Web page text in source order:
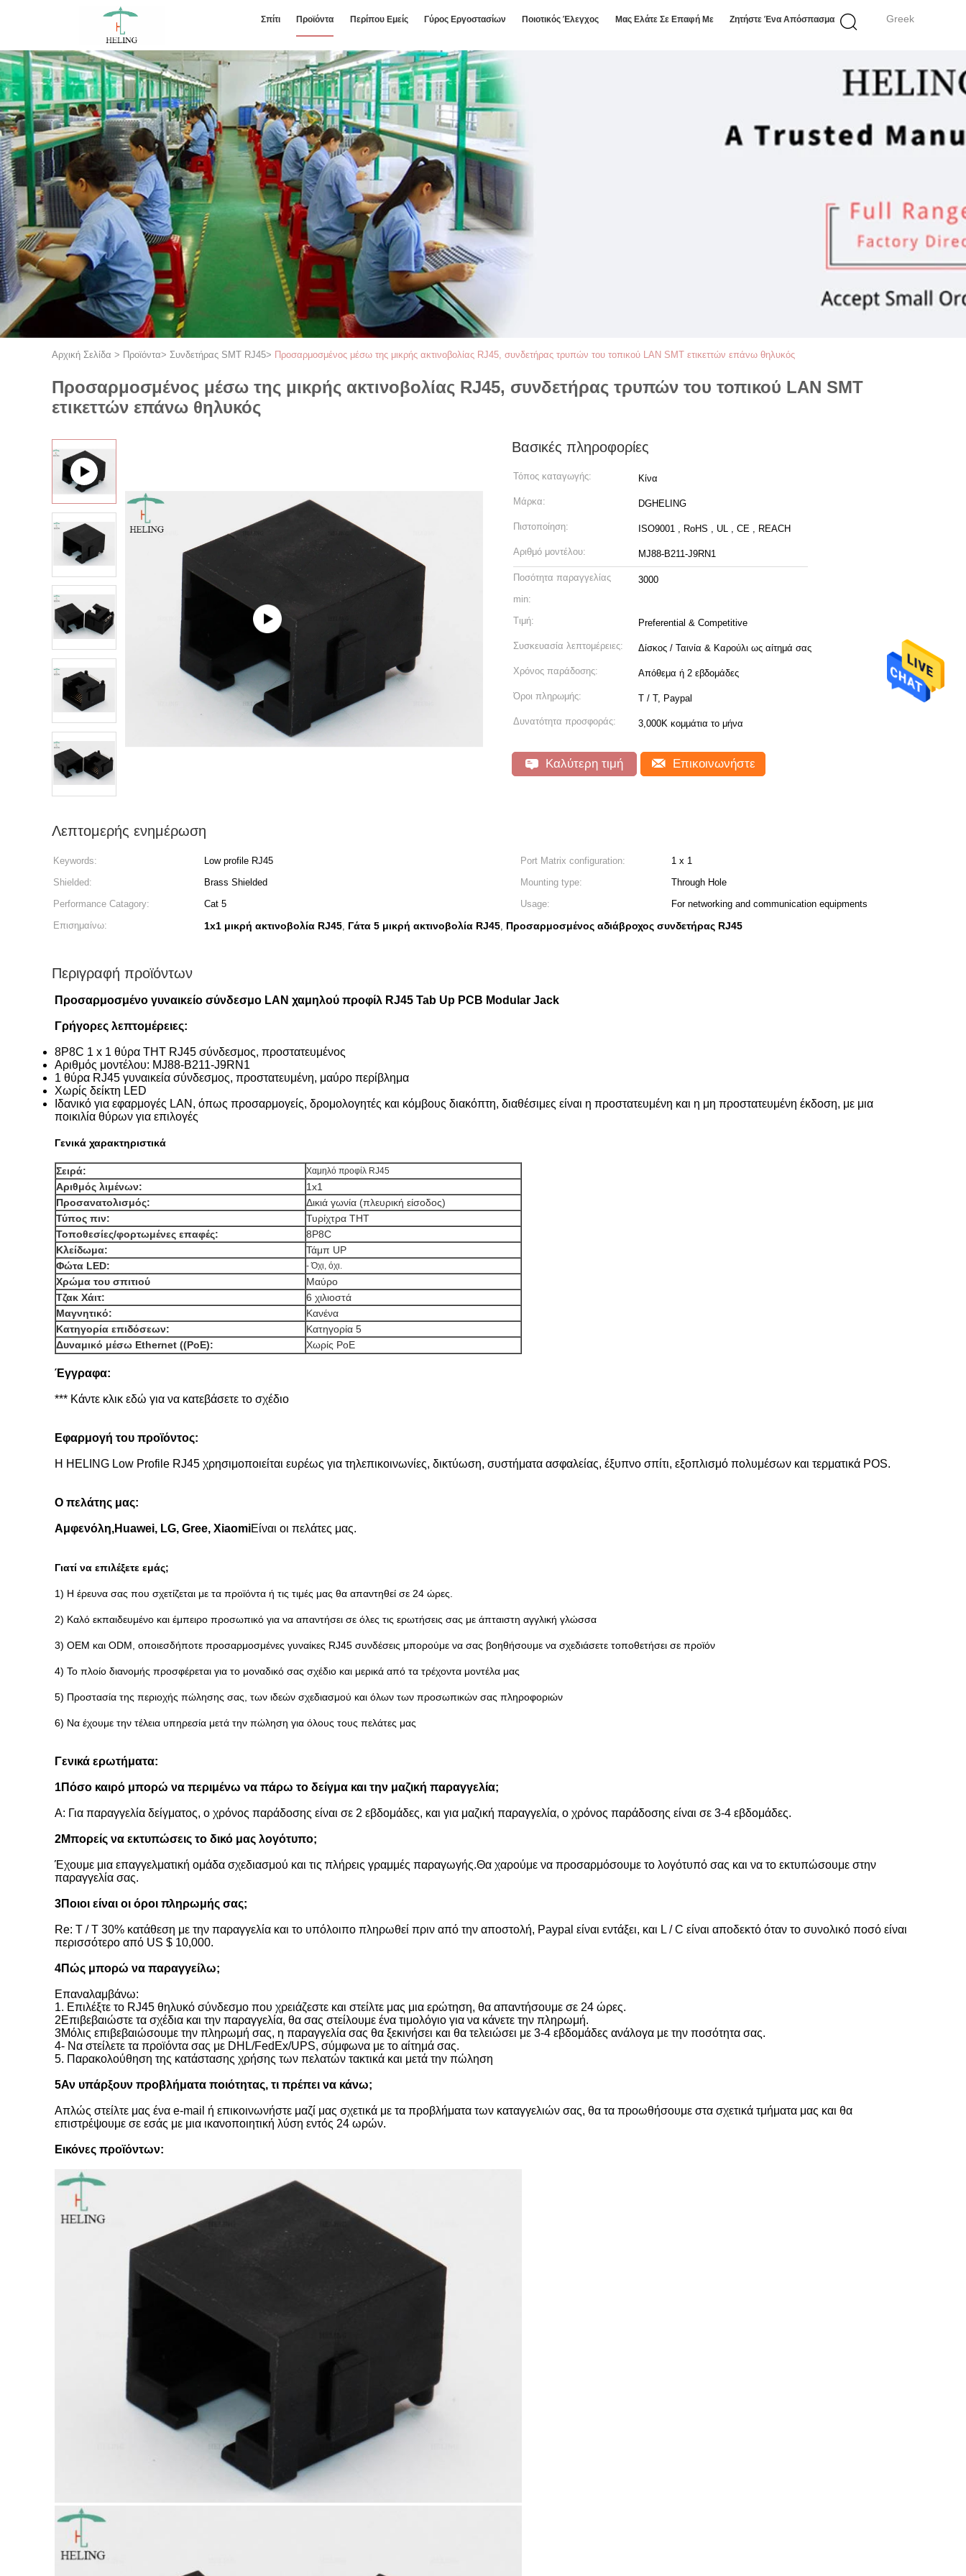
Greek
Σπίτι Προϊόντα Περίπου Εμείς Γύρος Εργοστασίων Ποιοτικός Έλεγχος Μας Ελάτε Σε Επαφή Με Ζητήστε Ένα Απόσπασμα
Αρχική Σελίδα > Προϊόντα> Συνδετήρας SMT RJ45> Προσαρμοσμένος μέσω της μικρής ακτινοβολίας RJ45, συνδετήρας τρυπών του τοπικού LAN SMT ετικεττών επάνω θηλυκός
Προσαρμοσμένος μέσω της μικρής ακτινοβολίας RJ45, συνδετήρας τρυπών του τοπικού LAN SMT
ετικεττών επάνω θηλυκός
Βασικές πληροφορίες
Τόπος καταγωγής: Κίνα
Μάρκα: DGHELING
Πιστοποίηση: ISO9001 , RoHS , UL , CE , REACH
Αριθμό μοντέλου: MJ88-B211-J9RN1
Ποσότητα παραγγελίας
min:
3000
Τιμή: Preferential & Competitive
Συσκευασία λεπτομέρειες: Δίσκος / Ταινία & Καρούλι ως αίτημά σας
Χρόνος παράδοσης: Απόθεμα ή 2 εβδομάδες
Όροι πληρωμής: T / T, Paypal
Δυνατότητα προσφοράς: 3,000K κομμάτια το μήνα
Καλύτερη τιμή Επικοινωνήστε
Λεπτομερής ενημέρωση
Keywords: Low profile RJ45 Port Matrix configuration:
1 x 1
Shielded:
Brass Shielded Mounting type:
Through Hole
Performance Catagory:
Cat 5 Usage:
For networking and communication equipments
Επισημαίνω:
1x1 μικρή ακτινοβολία RJ45, Γάτα 5 μικρή ακτινοβολία RJ45, Προσαρμοσμένος αδιάβροχος συνδετήρας RJ45
Περιγραφή προϊόντων
Προσαρμοσμένο γυναικείο σύνδεσμο LAN χαμηλού προφίλ RJ45 Tab Up PCB Modular Jack
Γρήγορες λεπτομέρειες:
8P8C 1 x 1 θύρα THT RJ45 σύνδεσμος, προστατευμένος
Αριθμός μοντέλου: MJ88-B211-J9RN1
1 θύρα RJ45 γυναικεία σύνδεσμος, προστατευμένη, μαύρο περίβλημα
Χωρίς δείκτη LED
Ιδανικό για εφαρμογές LAN, όπως προσαρμογείς, δρομολογητές και κόμβους διακόπτη, διαθέσιμες είναι η προστατευμένη και η μη προστατευμένη έκδοση, με μια
ποικιλία θύρων για επιλογές
Γενικά χαρακτηριστικά
Σειρά: Χαμηλό προφίλ RJ45
Αριθμός λιμένων:
1x1
Προσανατολισμός:
Δικιά γωνία (πλευρική είσοδος)
Τύπος πιν:
Τυρίχτρα THT
Τοποθεσίες/φορτωμένες επαφές:
8P8C
Κλείδωμα:
Τάμπ UP
Φώτα LED:
- Όχι, όχι.
Χρώμα του σπιτιού
Μαύρο
Τζακ Χάιτ:
6 χιλιοστά
Μαγνητικό:
Κανένα
Κατηγορία επιδόσεων:
Κατηγορία 5
Δυναμικό μέσω Ethernet ((PoE):
Χωρίς PoE
Έγγραφα:
*** Κάντε κλικ εδώ για να κατεβάσετε το σχέδιο
Εφαρμογή του προϊόντος:
Η HELING Low Profile RJ45 χρησιμοποιείται ευρέως για τηλεπικοινωνίες, δικτύωση, συστήματα ασφαλείας, έξυπνο σπίτι, εξοπλισμό πολυμέσων και τερματικά POS.
Ο πελάτης μας:
Αμφενόλη,Huawei, LG, Gree, XiaomiΕίναι οι πελάτες μας.
Γιατί να επιλέξετε εμάς;
1) Η έρευνα σας που σχετίζεται με τα προϊόντα ή τις τιμές μας θα απαντηθεί σε 24 ώρες.
2) Καλό εκπαιδευμένο και έμπειρο προσωπικό για να απαντήσει σε όλες τις ερωτήσεις σας με άπταιστη αγγλική γλώσσα
3) OEM και ODM, οποιεσδήποτε προσαρμοσμένες γυναίκες RJ45 συνδέσεις μπορούμε να σας βοηθήσουμε να σχεδιάσετε τοποθετήσει σε προϊόν
4) Το πλοίο διανομής προσφέρεται για το μοναδικό σας σχέδιο και μερικά από τα τρέχοντα μοντέλα μας
5) Προστασία της περιοχής πώλησης σας, των ιδεών σχεδιασμού και όλων των προσωπικών σας πληροφοριών
6) Να έχουμε την τέλεια υπηρεσία μετά την πώληση για όλους τους πελάτες μας
Γενικά ερωτήματα:
1Πόσο καιρό μπορώ να περιμένω να πάρω το δείγμα και την μαζική παραγγελία;
Α: Για παραγγελία δείγματος, ο χρόνος παράδοσης είναι σε 2 εβδομάδες, και για μαζική παραγγελία, ο χρόνος παράδοσης είναι σε 3-4 εβδομάδες.
2Μπορείς να εκτυπώσεις το δικό μας λογότυπο;
Έχουμε μια επαγγελματική ομάδα σχεδιασμού και τις πλήρεις γραμμές παραγωγής.Θα χαρούμε να προσαρμόσουμε το λογότυπό σας και να το εκτυπώσουμε στην
παραγγελία σας.
3Ποιοι είναι οι όροι πληρωμής σας;
Re: T / T 30% κατάθεση με την παραγγελία και το υπόλοιπο πληρωθεί πριν από την αποστολή, Paypal είναι εντάξει, και L / C είναι αποδεκτό όταν το συνολικό ποσό είναι
περισσότερο από US $ 10,000.
4Πώς μπορώ να παραγγείλω;
Επαναλαμβάνω:
1. Επιλέξτε το RJ45 θηλυκό σύνδεσμο που χρειάζεστε και στείλτε μας μια ερώτηση, θα απαντήσουμε σε 24 ώρες.
2Επιβεβαιώστε τα σχέδια και την παραγγελία, θα σας στείλουμε ένα τιμολόγιο για να κάνετε την πληρωμή.
3Μόλις επιβεβαιώσουμε την πληρωμή σας, η παραγγελία σας θα ξεκινήσει και θα τελειώσει με 3-4 εβδομάδες ανάλογα με την ποσότητα σας.
4- Να στείλετε τα προϊόντα σας με DHL/FedEx/UPS, σύμφωνα με το αίτημά σας.
5. Παρακολούθηση της κατάστασης χρήσης των πελατών τακτικά και μετά την πώληση
5Αν υπάρξουν προβλήματα ποιότητας, τι πρέπει να κάνω;
Απλώς στείλτε μας ένα e-mail ή επικοινωνήστε μαζί μας σχετικά με τα προβλήματα των καταγγελιών σας, θα τα προωθήσουμε στα σχετικά τμήματα μας και θα
επιστρέψουμε σε εσάς με μια ικανοποιητική λύση εντός 24 ωρών.
Εικόνες προϊόντων: